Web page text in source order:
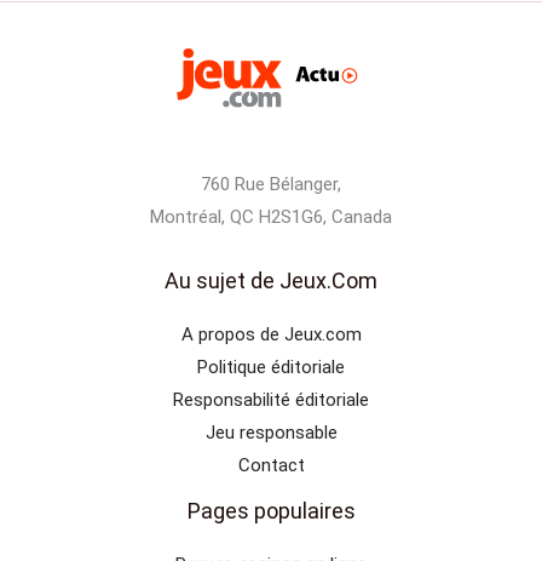
760 Rue Bélanger,
Montréal, QC H2S1G6, Canada
Au sujet de Jeux.Com
A propos de Jeux.com
Politique éditoriale
Responsabilité éditoriale
Jeu responsable
Contact
Pages populaires